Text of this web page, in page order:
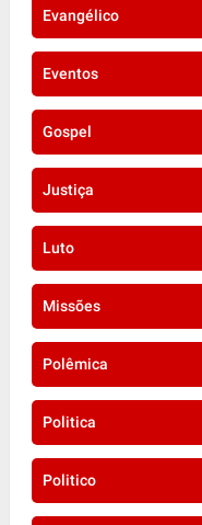
Evangélico
Eventos
Gospel
Justiça
Luto
Missões
Polêmica
Politica
Politico